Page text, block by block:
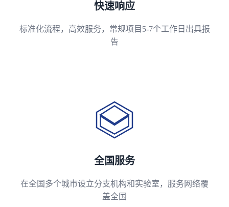
快速响应
标准化流程，高效服务，常规项目5-7个工作日出具报
告
全国服务
在全国多个城市设立分支机构和实验室，服务网络覆
盖全国